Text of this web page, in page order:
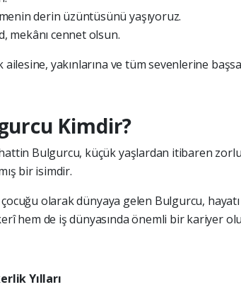
derin üzüntüsünü yaşıyoruz.
mekânı cennet olsun.
yakınlarına ve tüm sevenlerine
Kimdir?
Bulgurcu, küçük yaşlardan itibaren
bir isimdir.
olarak dünyaya gelen Bulgurcu, hayatı
hem de iş dünyasında önemli bir kariyer
Yılları